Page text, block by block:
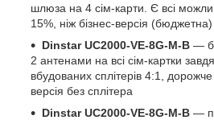
шлюза на 4 сім-карти. Є всі
15%, ніж бізнес-версія (бюджетна)
Dinstar UC2000-VE-8G-M-B —
2 антенами на всі сім-картки
вбудованих сплітерів 4:1,
версія без сплітера
Dinstar UC2000-VE-8G-M-B ―